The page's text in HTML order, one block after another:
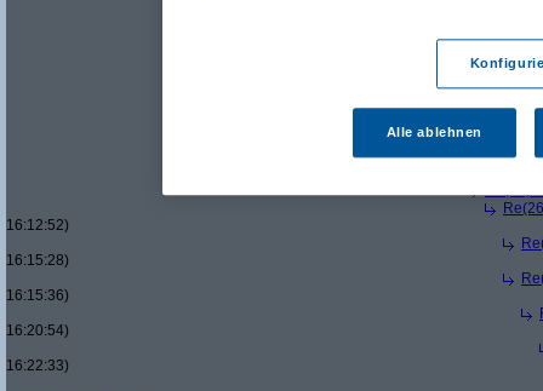
Re(18): Neue
Re(19): Neue
Re(22): Neue
Re(23): Neue
16:12:52)
16:15:28)
16:15:36)
16:20:54)
16:22:33)
Alle ablehnen